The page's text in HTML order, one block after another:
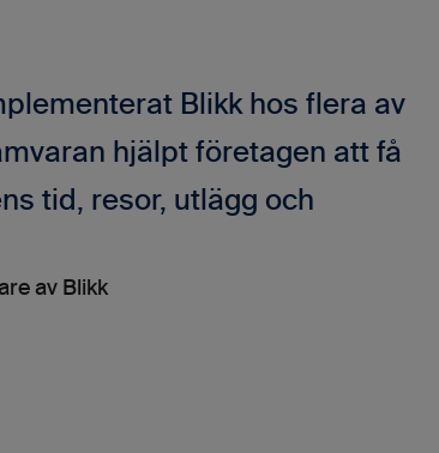
Blikk hos flera av
hjälpt företagen att få
tid, resor, utlägg och
av Blikk